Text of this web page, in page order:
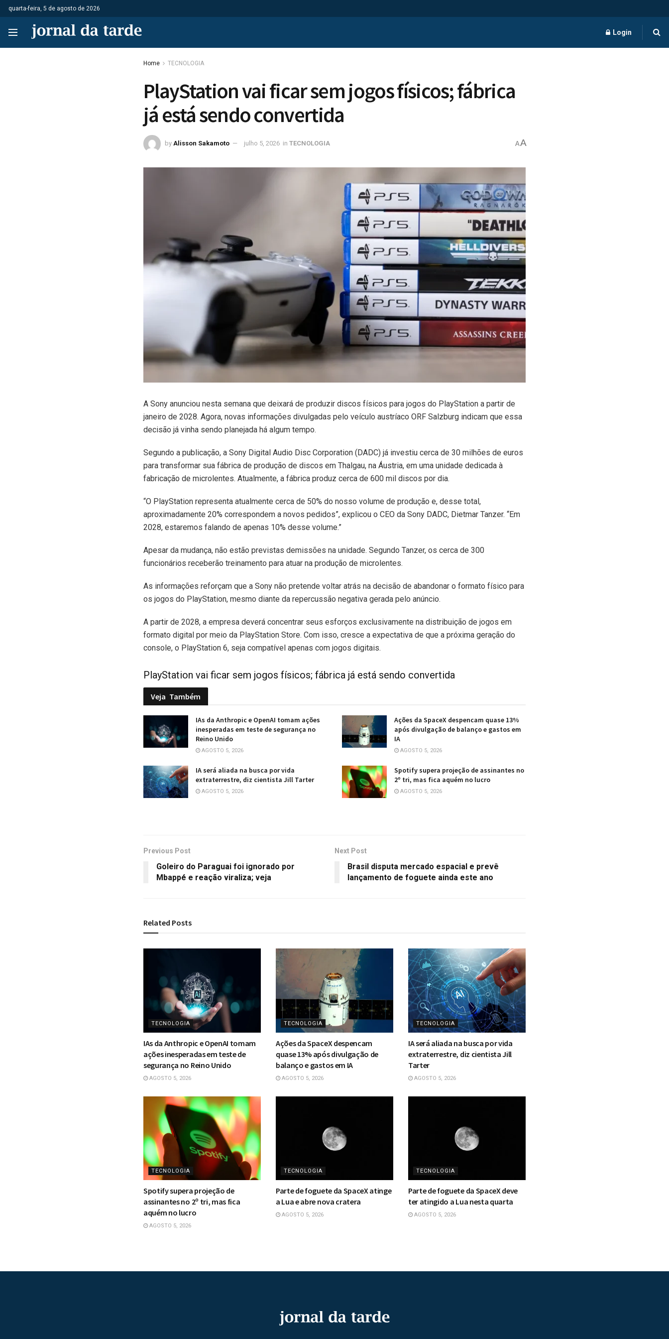
quarta-feira, 5 de agosto de 2026
Login
Home TECNOLOGIA
PlayStation vai ficar sem jogos físicos; fábrica
já está sendo convertida
by Alisson Sakamoto julho 5, 2026 in TECNOLOGIA AA
A Sony anunciou nesta semana que deixará de produzir discos físicos para jogos do PlayStation a partir de
janeiro de 2028. Agora, novas informações divulgadas pelo veículo austríaco ORF Salzburg indicam que essa
decisão já vinha sendo planejada há algum tempo.
Segundo a publicação, a Sony Digital Audio Disc Corporation (DADC) já investiu cerca de 30 milhões de euros
para transformar sua fábrica de produção de discos em Thalgau, na Áustria, em uma unidade dedicada à
fabricação de microlentes. Atualmente, a fábrica produz cerca de 600 mil discos por dia.
“O PlayStation representa atualmente cerca de 50% do nosso volume de produção e, desse total,
aproximadamente 20% correspondem a novos pedidos”, explicou o CEO da Sony DADC, Dietmar Tanzer. “Em
2028, estaremos falando de apenas 10% desse volume.”
Apesar da mudança, não estão previstas demissões na unidade. Segundo Tanzer, os cerca de 300
funcionários receberão treinamento para atuar na produção de microlentes.
As informações reforçam que a Sony não pretende voltar atrás na decisão de abandonar o formato físico para
os jogos do PlayStation, mesmo diante da repercussão negativa gerada pelo anúncio.
A partir de 2028, a empresa deverá concentrar seus esforços exclusivamente na distribuição de jogos em
formato digital por meio da PlayStation Store. Com isso, cresce a expectativa de que a próxima geração do
console, o PlayStation 6, seja compatível apenas com jogos digitais.
PlayStation vai ficar sem jogos físicos; fábrica já está sendo convertida
Veja Também
IAs da Anthropic e OpenAI tomam ações
inesperadas em teste de segurança no
Reino Unido
AGOSTO 5, 2026
Ações da SpaceX despencam quase 13%
após divulgação de balanço e gastos em
IA
AGOSTO 5, 2026
IA será aliada na busca por vida
extraterrestre, diz cientista Jill Tarter
AGOSTO 5, 2026
Spotify supera projeção de assinantes no
2º tri, mas fica aquém no lucro
AGOSTO 5, 2026
Previous Post
Goleiro do Paraguai foi ignorado por
Mbappé e reação viraliza; veja
Next Post
Brasil disputa mercado espacial e prevê
lançamento de foguete ainda este ano
Related Posts
TECNOLOGIA
IAs da Anthropic e OpenAI tomam
ações inesperadas em teste de
segurança no Reino Unido
AGOSTO 5, 2026
TECNOLOGIA
Ações da SpaceX despencam
quase 13% após divulgação de
balanço e gastos em IA
AGOSTO 5, 2026
TECNOLOGIA
IA será aliada na busca por vida
extraterrestre, diz cientista Jill
Tarter
AGOSTO 5, 2026
TECNOLOGIA
Spotify supera projeção de
assinantes no 2º tri, mas fica
aquém no lucro
AGOSTO 5, 2026
TECNOLOGIA
Parte de foguete da SpaceX atinge
a Lua e abre nova cratera
AGOSTO 5, 2026
TECNOLOGIA
Parte de foguete da SpaceX deve
ter atingido a Lua nesta quarta
AGOSTO 5, 2026